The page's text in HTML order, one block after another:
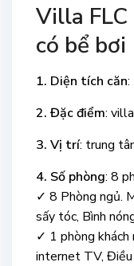
Villa
có bể bơi
1. Diện tích căn
2. Đặc điểm:
3. Vị trí: trung
4. Số phòng: 8
✓ 8 Phòng ngủ.
sấy tóc, Bình
✓ 1 phòng khách
internet TV, Điều